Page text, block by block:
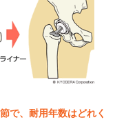
で、耐用年数はどれく